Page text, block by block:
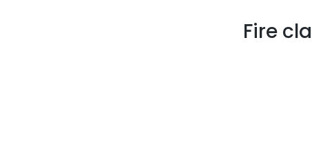
Fire